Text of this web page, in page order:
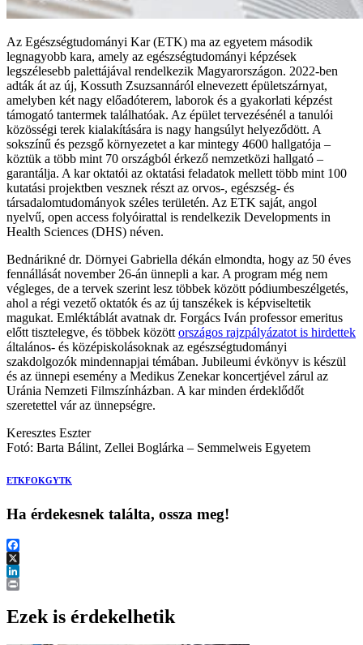
Az Egészségtudományi Kar (ETK) ma az egyetem második
legnagyobb kara, amely az egészségtudományi képzések
legszélesebb palettájával rendelkezik Magyarországon. 2022-ben
adták át az új, Kossuth Zsuzsannáról elnevezett épületszárnyat,
amelyben két nagy előadóterem, laborok és a gyakorlati képzést
támogató tantermek találhatóak. Az épület tervezésénél a tanulói
közösségi terek kialakítására is nagy hangsúlyt helyeződött. A
sokszínű és pezsgő környezetet a kar mintegy 4600 hallgatója ­–
köztük a több mint 70 országból érkező nemzetközi hallgató –
garantálja. A kar oktatói az oktatási feladatok mellett több mint 100
kutatási projektben vesznek részt az orvos-, egészség- és
társadalomtudományok széles területén. Az ETK saját, angol
nyelvű, open access folyóirattal is rendelkezik Developments in
Health Sciences (DHS) néven.
Bednárikné dr. Dörnyei Gabriella dékán elmondta, hogy az 50 éves
fennállását november 26-án ünnepli a kar. A program még nem
végleges, de a tervek szerint lesz többek között pódiumbeszélgetés,
ahol a régi vezető oktatók és az új tanszékek is képviseltetik
magukat. Emléktáblát avatnak dr. Forgács Iván professor emeritus
előtt tisztelegve, és többek között országos rajzpályázatot is hirdettek
általános- és középiskolásoknak az egészségtudományi
szakdolgozók mindennapjai témában. Jubileumi évkönyv is készül
és az ünnepi esemény a Medikus Zenekar koncertjével zárul az
Uránia Nemzeti Filmszínházban. A kar minden érdeklődőt
szeretettel vár az ünnepségre.
Keresztes Eszter
Fotó: Barta Bálint, Zellei Boglárka – Semmelweis Egyetem
ETKFOKGYTK
Ha érdekesnek találta, ossza meg!
Facebook
X
LinkedIn
Ezek is érdekelhetik